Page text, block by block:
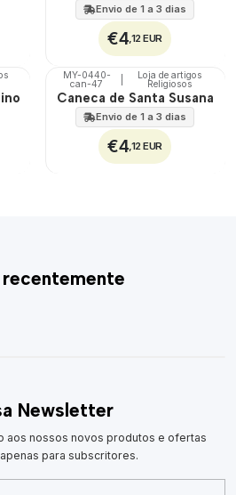
Envio de 1 a 3 dias
€4,12 EUR
🇵🇹
100%
MY-0440-
can-47
Loja de artigos
Religiosos
Caneca de Santa Susana
Envio de 1 a 3 dias
€4,12 EUR
Newsletter
aos nossos novos produtos e ofertas
para subscritores.